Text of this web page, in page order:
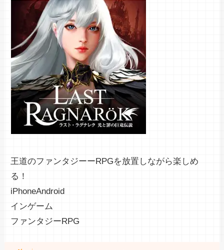
王道のファンタジーーRPGを放置しながら楽しめ
る！
iPhoneAndroid
インゲーム
ファンタジーRPG